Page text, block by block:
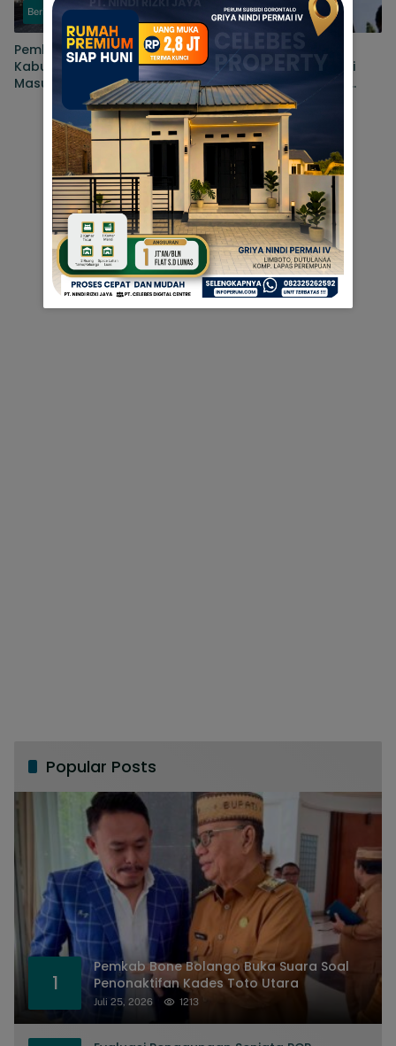
Berita
Pembahasan RTRW
Kabupaten Gorontalo
Masuki Tahap
Penyempurnaan, Sejumlah
Persoalan Masih Dibahas
Berita
Usai Tetapkan Eks Pj
Gubernur, Aktivis: Kejati
Gorontalo Usut Kasus
KONI hingga Gaji Sopir
DPRD
Popular Posts
1
Pemkab Bone Bolango Buka Suara Soal
Penonaktifan Kades Toto Utara
Juli 25, 2026 1213